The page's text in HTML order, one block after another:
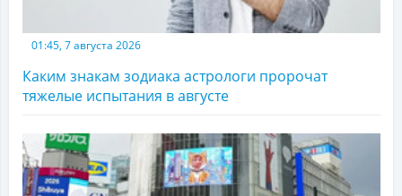
01:45, 7 августа 2026
Каким знакам зодиака астрологи пророчат
тяжелые испытания в августе